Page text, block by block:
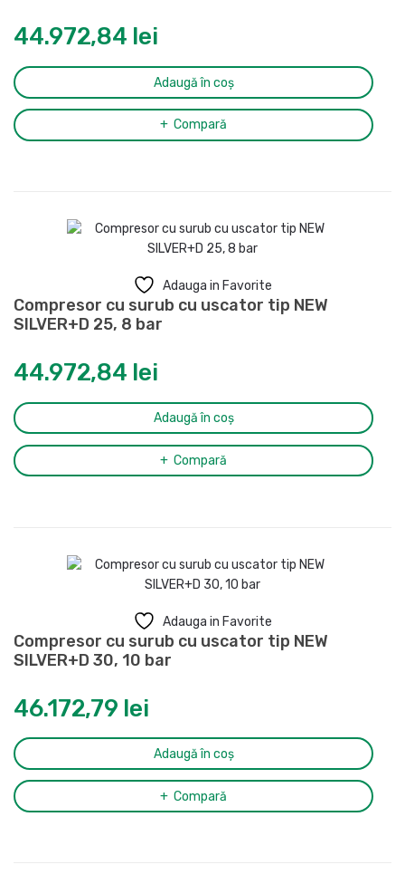
44.972,84 lei
Adaugă în coș
Compară
Adauga in Favorite
Compresor cu surub cu uscator tip NEW
SILVER+D 25, 8 bar
44.972,84 lei
Adaugă în coș
Compară
Adauga in Favorite
Compresor cu surub cu uscator tip NEW
SILVER+D 30, 10 bar
46.172,79 lei
Adaugă în coș
Compară